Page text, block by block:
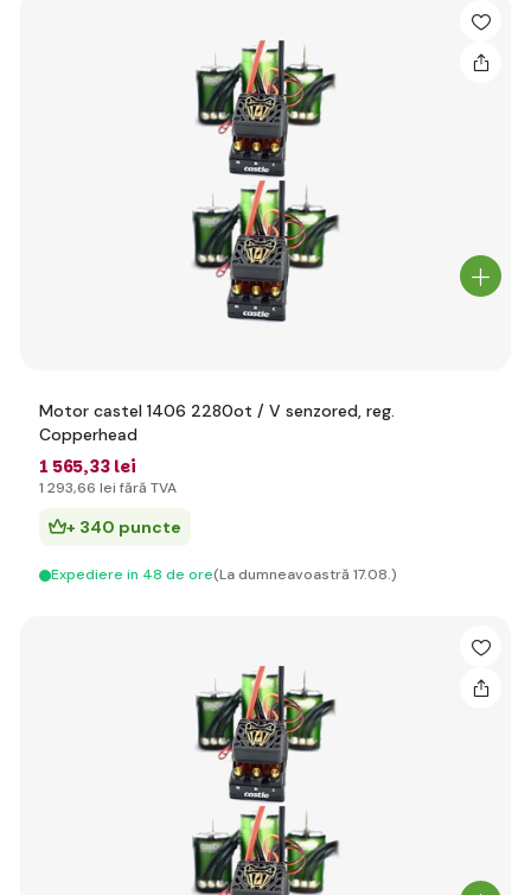
Motor castel 1406 2280ot / V senzored, reg.
Copperhead
1 565,33 lei
1 293,66 lei fără TVA
+ 340 puncte
Expediere in 48 de ore(La dumneavoastră 17.08.)